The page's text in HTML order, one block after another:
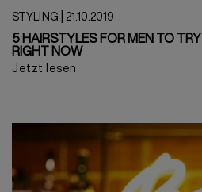
STYLING 21.10.2019
5 HAIRSTYLES FOR MEN TO TRY
RIGHT NOW
Jetzt lesen